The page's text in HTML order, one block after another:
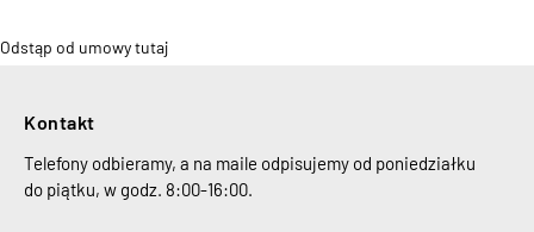
Odstąp od umowy tutaj
Kontakt
Telefony odbieramy, a na maile odpisujemy od poniedziałku
do piątku, w godz. 8:00-16:00.